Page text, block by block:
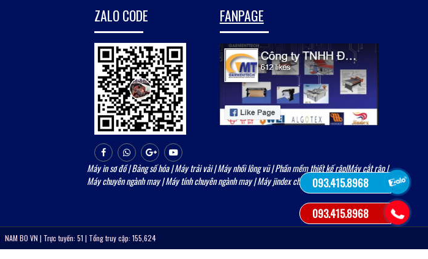
093.415.8968
093.415.8968
ZALO CODE FANPAGE
Máy in sơ đồ|Bảng số hóa|Máy trải vải| Máy nhồi lông vũ | Phần mềm thiết kế rập|Máy cắt rập|
Máy chuyên ngành may|Máy tính chuyên ngành may|Máy jindex chính hãng
NAM BO VN | Trực tuyến: 51 | Tổng truy cập: 155,624